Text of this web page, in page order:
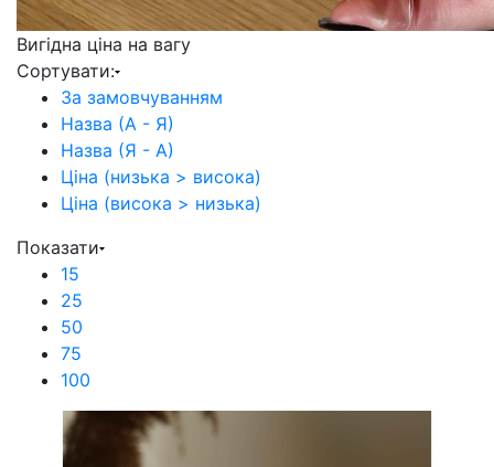
Вигідна ціна на вагу
Сортувати:
За замовчуванням
Назва (А - Я)
Назва (Я - А)
Ціна (низька > висока)
Ціна (висока > низька)
Показати
15
25
50
75
100